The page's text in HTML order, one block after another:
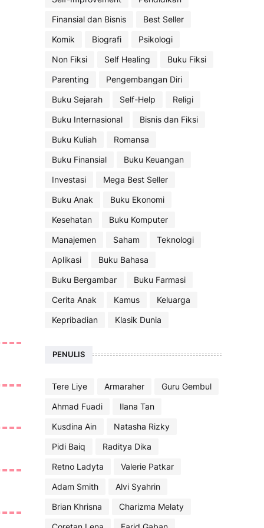
Finansial dan Bisnis
Best Seller
Komik
Biografi
Psikologi
Non Fiksi
Self Healing
Buku Fiksi
Parenting
Pengembangan Diri
Buku Sejarah
Self-Help
Religi
Buku Internasional
Bisnis dan Fiksi
Buku Kuliah
Romansa
Buku Finansial
Buku Keuangan
Investasi
Mega Best Seller
Buku Anak
Buku Ekonomi
Kesehatan
Buku Komputer
Manajemen
Saham
Teknologi
Aplikasi
Buku Bahasa
Buku Bergambar
Buku Farmasi
Cerita Anak
Kamus
Keluarga
Kepribadian
Klasik Dunia
PENULIS
Tere Liye Armaraher
Guru Gembul
Ahmad Fuadi
Ilana Tan
Kusdina Ain
Natasha Rizky
Pidi Baiq
Raditya Dika
Retno Ladyta
Valerie Patkar
Adam Smith
Alvi Syahrin
Brian Khrisna
Charizma Melaty